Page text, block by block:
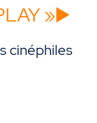
»▶️
cinéphiles